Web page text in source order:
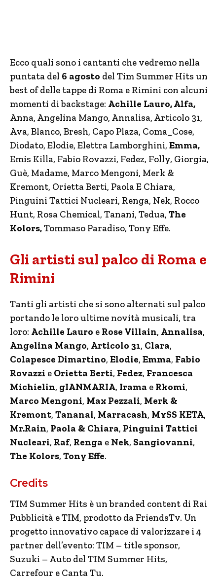
Ecco quali sono i cantanti che vedremo nella
puntata del 6 agosto del Tim Summer Hits un
best of delle tappe di Roma e Rimini con alcuni
momenti di backstage: Achille Lauro, Alfa,
Anna, Angelina Mango, Annalisa, Articolo 31,
Ava, Blanco, Bresh, Capo Plaza, Coma_Cose,
Diodato, Elodie, Elettra Lamborghini, Emma,
Emis Killa, Fabio Rovazzi, Fedez, Folly, Giorgia,
Guè, Madame, Marco Mengoni, Merk &
Kremont, Orietta Berti, Paola E Chiara,
Pinguini Tattici Nucleari, Renga, Nek, Rocco
Hunt, Rosa Chemical, Tanani, Tedua, The
Kolors,Tommaso Paradiso, Tony Effe.
Gli artisti sul palco di Roma e
Rimini
Tanti gli artisti che si sono alternati sul palco
portando le loro ultime novità musicali, tra
loro: Achille Lauro e Rose Villain, Annalisa,
Angelina Mango, Articolo 31, Clara,
Colapesce Dimartino, Elodie, Emma, Fabio
Rovazzi e Orietta Berti, Fedez, Francesca
Michielin, gIANMARIA, Irama e Rkomi,
Marco Mengoni, Max Pezzali, Merk &
Kremont, Tananai, Marracash, M¥SS KETA,
Mr.Rain, Paola & Chiara, Pinguini Tattici
Nucleari, Raf, Renga e Nek, Sangiovanni,
The Kolors, Tony Effe.
Credits
TIM Summer Hits è un branded content di Rai
Pubblicità e TIM, prodotto da FriendsTv. Un
progetto innovativo capace di valorizzare i 4
partner dell’evento: TIM – title sponsor,
Suzuki – Auto del TIM Summer Hits,
Carrefour e Canta Tu.